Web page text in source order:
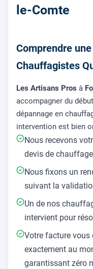
le-Comte
Comprendre
Chauffagistes
Les Artisans Pros à
accompagner du
dépannage en
intervention est bien
Nous recevons
devis de
Nous fixons un
suivant la
Un de nos
intervient pour
Votre facture vous
exactement au
garantissant zéro